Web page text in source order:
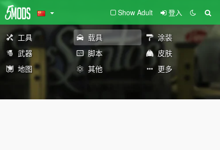
Show Adult 登入
工具 载具
涂装
武器
脚本
皮肤
地图
其他 更多